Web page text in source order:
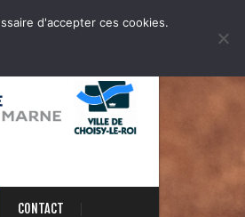
CONTACT
d'accepter ces cookies.